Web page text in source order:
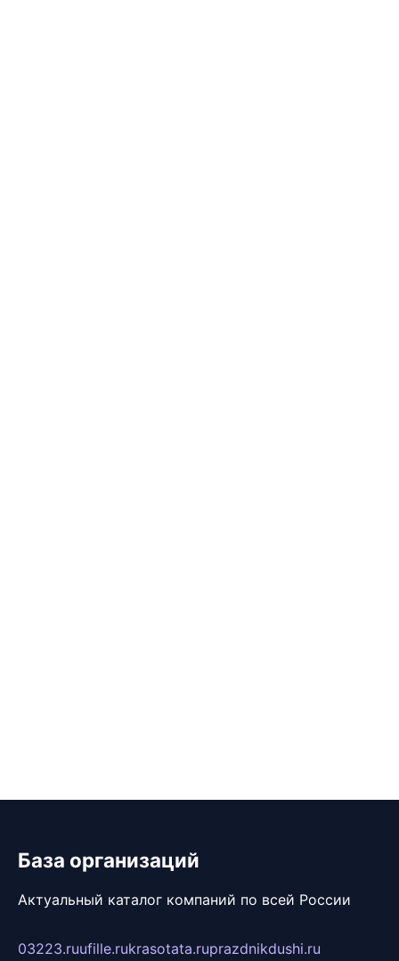
База организаций
Актуальный каталог компаний по всей России
03223.ruufille.rukrasotata.ruprazdnikdushi.ru